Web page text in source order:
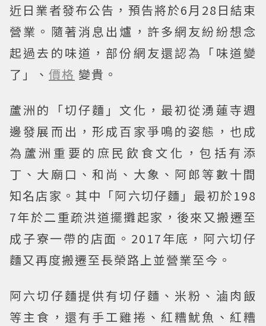
近日業者發布公告，預告將於6月28日結束
營業。隨著消息出爐，許多網友紛紛想念
起過去的味道，部份網友還認為「味道變
了」、 價格 變貴。
蘆洲的「切仔麵」文化，最初從湧蓮寺週
邊發展而出，形成百家爭鳴的姿態，也成
為蘆洲重要的庶民飲食文化，包括有添
丁、大廟口、和尚、大象、阿郎等數十間
知名店家。其中「阿六切仔麵」最初於198
7年於二重疏洪道擺攤起家，後來又搬遷至
成子寮一帶的店面。2017年底，阿六切仔
麵又再度搬遷至長榮路上並營業至今。
阿六切仔麵提供有切仔麵、米粉、滷肉飯
等主食，還有手工雞捲、紅糟魷魚、紅糟